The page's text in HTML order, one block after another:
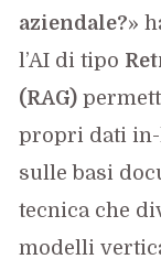
aziendale?»
l’AI di tipo
(RAG)
propri dati in-
sulle basi
tecnica che
modelli